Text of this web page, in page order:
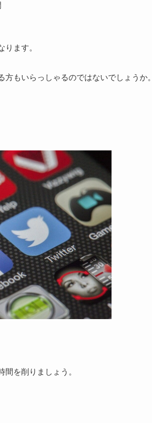
ます。
方もいらっしゃるのではないでしょうか。
を削りましょう。